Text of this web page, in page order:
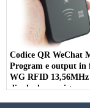
Codice QR WeChat
Program e output in
WG RFID
di schede per